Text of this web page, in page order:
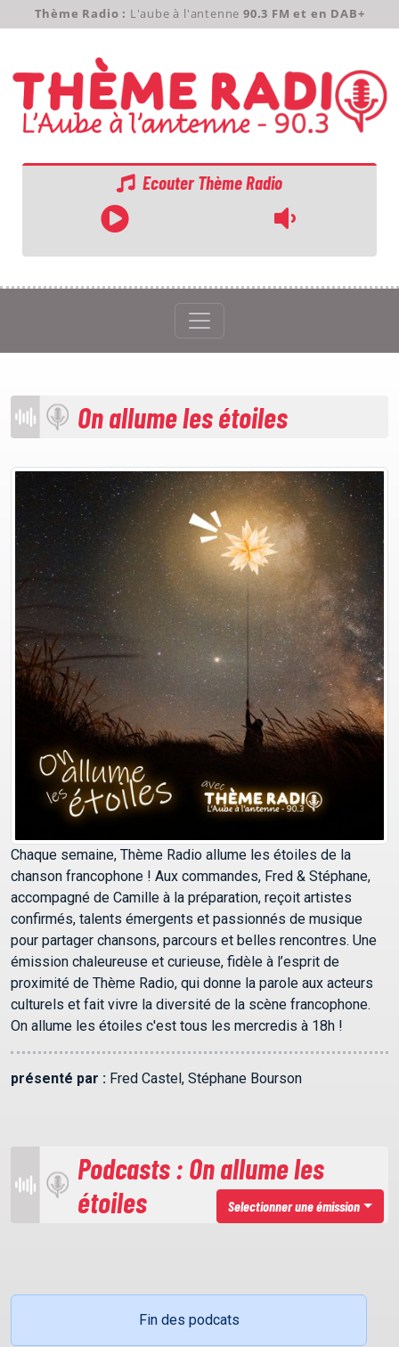
Thème Radio : L'aube à l'antenne 90.3 FM et en DAB+
Ecouter Thème Radio
On allume les étoiles
Chaque semaine, Thème Radio allume les étoiles de la
chanson francophone ! Aux commandes, Fred & Stéphane,
accompagné de Camille à la préparation, reçoit artistes
confirmés, talents émergents et passionnés de musique
pour partager chansons, parcours et belles rencontres. Une
émission chaleureuse et curieuse, fidèle à l’esprit de
proximité de Thème Radio, qui donne la parole aux acteurs
culturels et fait vivre la diversité de la scène francophone.
On allume les étoiles c'est tous les mercredis à 18h !
présenté par : Fred Castel, Stéphane Bourson
Podcasts : On allume les
étoiles
Selectionner une émission
Fin des podcats